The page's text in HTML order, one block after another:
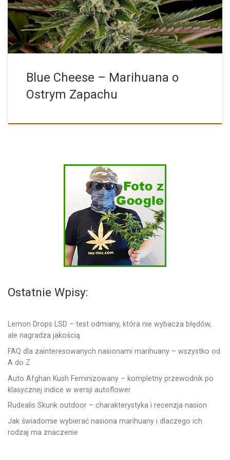
Blue Cheese – Marihuana o
Ostrym Zapachu
Ostatnie Wpisy:
Lemon Drops LSD – test odmiany, która nie wybacza błędów,
ale nagradza jakością
FAQ dla zainteresowanych nasionami marihuany – wszystko od
A do Z
Auto Afghan Kush Feminizowany – kompletny przewodnik po
klasycznej indice w wersji autoflower
Rudealis Skunk outdoor – charakterystyka i recenzja nasion
Jak świadomie wybierać nasiona marihuany i dlaczego ich
rodzaj ma znaczenie